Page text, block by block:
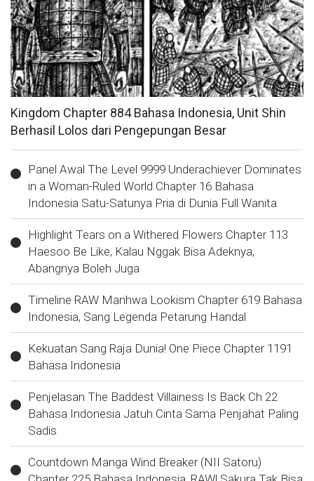
Kingdom Chapter 884 Bahasa Indonesia, Unit Shin
Berhasil Lolos dari Pengepungan Besar
Panel Awal The Level 9999 Underachiever Dominates
in a Woman-Ruled World Chapter 16 Bahasa
Indonesia Satu-Satunya Pria di Dunia Full Wanita
Highlight Tears on a Withered Flowers Chapter 113
Haesoo Be Like, Kalau Nggak Bisa Adeknya,
Abangnya Boleh Juga
Timeline RAW Manhwa Lookism Chapter 619 Bahasa
Indonesia, Sang Legenda Petarung Handal
Kekuatan Sang Raja Dunia! One Piece Chapter 1191
Bahasa Indonesia
Penjelasan The Baddest Villainess Is Back Ch 22
Bahasa Indonesia Jatuh Cinta Sama Penjahat Paling
Sadis
Countdown Manga Wind Breaker (NII Satoru)